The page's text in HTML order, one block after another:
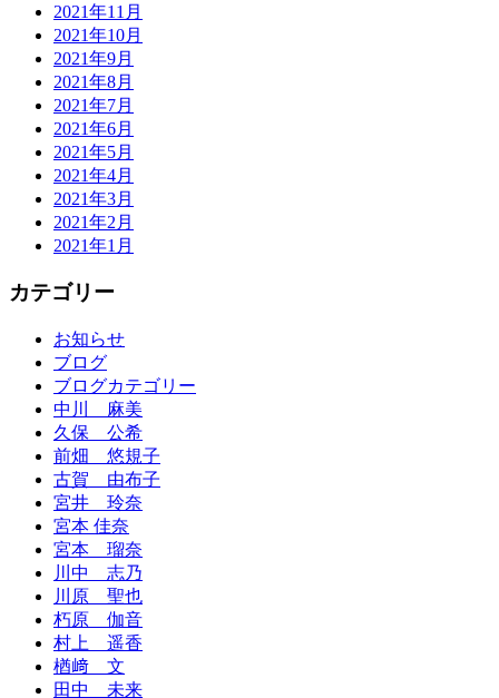
2021年11月
2021年10月
2021年9月
2021年8月
2021年7月
2021年6月
2021年5月
2021年4月
2021年3月
2021年2月
2021年1月
カテゴリー
お知らせ
ブログ
ブログカテゴリー
中川 麻美
久保 公希
前畑 悠規子
古賀 由布子
宮井 玲奈
宮本 佳奈
宮本 瑠奈
川中 志乃
川原 聖也
朽原 伽音
村上 遥香
楢﨑 文
田中 未来